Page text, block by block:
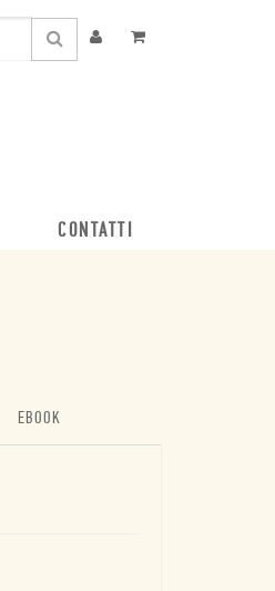
CONTATTI
EBOOK